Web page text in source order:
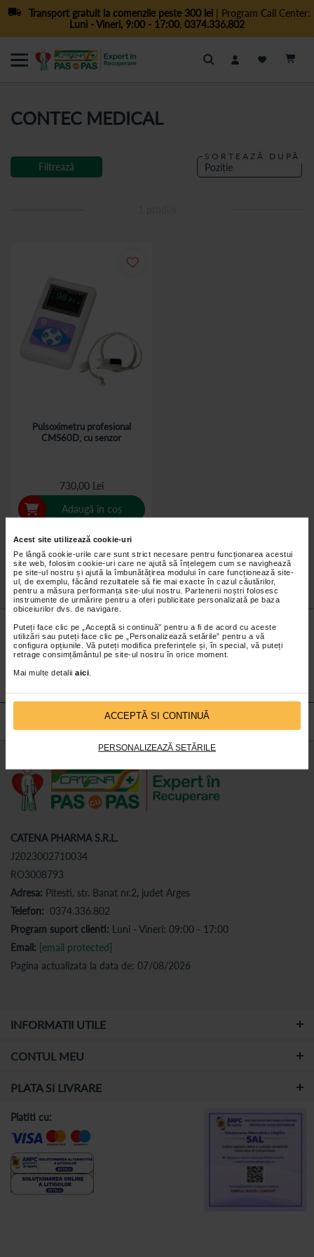
Acest site utilizează cookie-uri
Pe lângă cookie-urile care sunt strict necesare pentru funcționarea acestui
site web, folosim cookie-uri care ne ajută să înțelegem cum se navighează
pe site-ul nostru și ajută la îmbunătățirea modului în care funcționează site-
ul, de exemplu, făcând rezultatele să fie mai exacte în cazul căutărilor,
pentru a măsura performanța site-ului nostru. Partenerii noștri folosesc
instrumente de urmărire pentru a oferi publicitate personalizată pe baza
obiceiurilor dvs. de navigare.
Puteți face clic pe „Acceptă si continuă” pentru a fi de acord cu aceste
utilizări sau puteți face clic pe „Personalizează setările” pentru a vă
configura opțiunile. Vă puteți modifica preferințele și, în special, vă puteți
retrage consimțământul pe site-ul nostru în orice moment.
Mai multe detalii aici
ACCEPTĂ SI CONTINUĂ
PERSONALIZEAZĂ SETĂRILE
Transport gratuit la comenzile peste 300 lei| Program Call Center:
Luni - Vineri, 9:00 - 17:00, 0374.336.802
Cautare
CONTEC MEDICAL
SORTEAZĂ DUPĂ
Pulsoximetru profesional
CMS60D, cu senzor
730,00 Lei
Adaugă în coș
Filtrează
Nu lăsa niciunpreț micneobservat.
Abonează-tela newsletter-ul nostru!
CATENA PHARMA S.R.L.
J2023002710034
RO3008793
Adresa: Pitesti, str. Banat nr.2, judet Arges
Telefon: 0374.336.802
Program suport clienti: Luni - Vineri: 09:00 - 17:00
Email: [email protected]
Pagina actualizata la data de: 07/08/2026
INFORMATII UTILE
CONTUL MEU
PLATA SI LIVRARE
Platiti cu: